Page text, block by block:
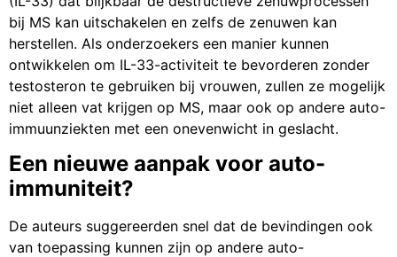
bij MS kan uitschakelen en zelfs de zenuwen kan
herstellen. Als onderzoekers een manier kunnen
ontwikkelen om IL-33-activiteit te bevorderen zonder
testosteron te gebruiken bij vrouwen, zullen ze mogelijk
niet alleen vat krijgen op MS, maar ook op andere auto-
immuunziekten met een onevenwicht in geslacht.
Een nieuwe aanpak voor auto-
immuniteit?
De auteurs suggereerden snel dat de bevindingen ook
van toepassing kunnen zijn op andere auto-